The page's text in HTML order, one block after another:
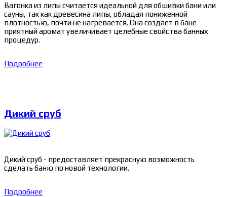
Вагонка из липы считается идеальной для обшивки бани или
сауны, так как древесина липы, обладая пониженной
плотностью, почти не нагревается. Она создает в бане
приятный аромат увеличивает целебные свойства банных
процедур.
Подробнее
Дикий сруб
Дикий сруб - предоставляет прекрасную возможность
сделать баню по новой технологии.
Подробнее